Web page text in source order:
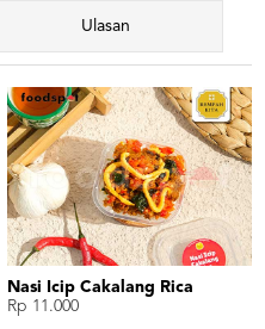
Ulasan
Nasi Icip Cakalang Rica
Rp 11.000